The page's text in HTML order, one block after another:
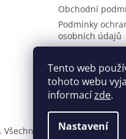
Tento web
tohoto webu
informacízde.
Nastavení
Obchodní
Podmínky
osobních údajů
Vrácení zboží
ČLÁNKY
. Všechna práva vyhrazena.